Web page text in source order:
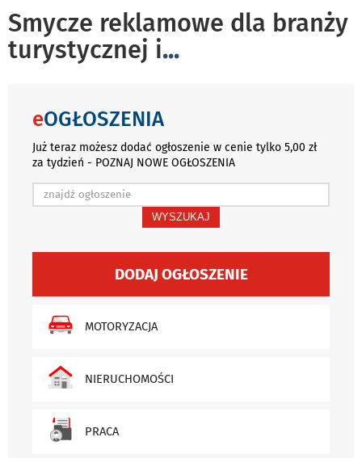
Smycze reklamowe dla branży
turystycznej i...
eOGŁOSZENIA
Już teraz możesz dodać ogłoszenie w cenie tylko 5,00 zł
za tydzień - POZNAJ NOWE OGŁOSZENIA
WYSZUKAJ
DODAJ OGŁOSZENIE
MOTORYZACJA
NIERUCHOMOŚCI
PRACA